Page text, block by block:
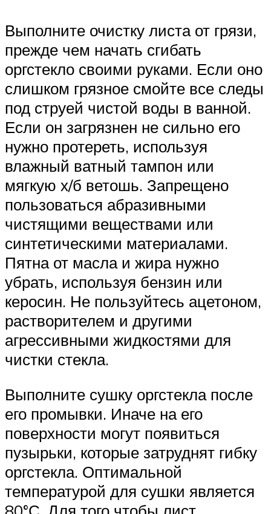
Выполните очистку листа от грязи,
прежде чем начать сгибать
оргстекло своими руками. Если оно
слишком грязное смойте все следы
под струей чистой воды в ванной.
Если он загрязнен не сильно его
нужно протереть, используя
влажный ватный тампон или
мягкую х/б ветошь. Запрещено
пользоваться абразивными
чистящими веществами или
синтетическими материалами.
Пятна от масла и жира нужно
убрать, используя бензин или
керосин. Не пользуйтесь ацетоном,
растворителем и другими
агрессивными жидкостями для
чистки стекла.
Выполните сушку оргстекла после
его промывки. Иначе на его
поверхности могут появиться
пузырьки, которые затруднят гибку
оргстекла. Оптимальной
температурой для сушки является
80°С. Для того чтобы лист